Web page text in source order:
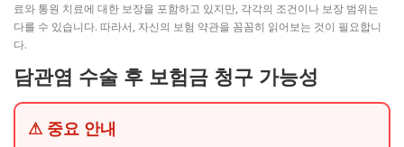
료와 통원 치료에 대한 보장을 포함하고 있지만, 각각의 조건이나 보장 범위는
다를 수 있습니다. 따라서, 자신의 보험 약관을 꼼꼼히 읽어보는 것이 필요합니
다.
담관염 수술 후 보험금 청구 가능성
⚠ 중요 안내